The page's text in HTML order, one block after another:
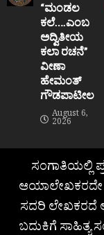
“ಮಂಡಲ
ಕಲೆ….ಎಂಬ
ಅದ್ವಿತೀಯ
ಕಲಾ ರಚನೆ”‌
ವೀಣಾ
ಹೇಮಂತ್‌
ಗೌಡಪಾಟೀಲ
August 6,
2026
ಸಂಗಾತಿಯಲ್ಲಿ
ಆಯಾಲೇಖಕರದೇ
ಸದರಿ ಲೇಖಕರದೆ
ಬದುಕಿಗೆ ಸಾಹಿತ್ಯ